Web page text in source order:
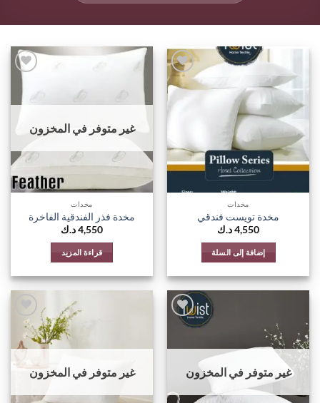
اضف
الي
المفضلة
مخدات
مخدة تويست فندقي
4,550د.ك
إضافة إلى السلة
غير متوفر في المخزون
مخدات
مخدة فذر الفندقية الفاخرة
4,550د.ك
قراءة المزيد
المفضلة
غير متوفر في المخزون غير متوفر في المخزون